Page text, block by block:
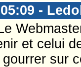
-
et celui
sur